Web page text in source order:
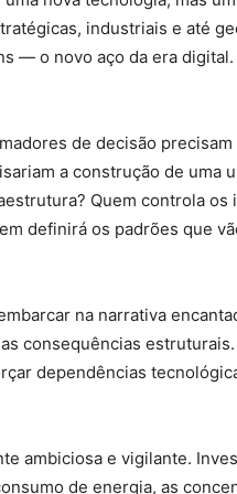
industriais e até
— o novo aço da era
de decisão precisam
a construção de uma
Quem controla os
definirá os padrões que
na narrativa
consequências
dependências
ambiciosa e vigilante.
de energia, as